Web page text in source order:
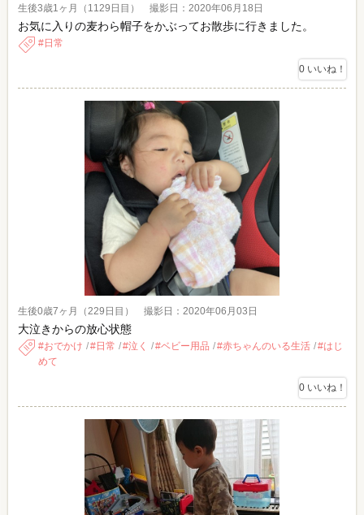
生後3歳1ヶ月（1129日目） 撮影日：2020年06月18日
お気に入りの麦わら帽子をかぶってお散歩に行きました。
日常
0 いいね！
生後0歳7ヶ月（229日目） 撮影日：2020年06月03日
大泣きからの放心状態
おでかけ 日常 泣く ベビー用品 赤ちゃんのいる生活
はじ
めて
0 いいね！